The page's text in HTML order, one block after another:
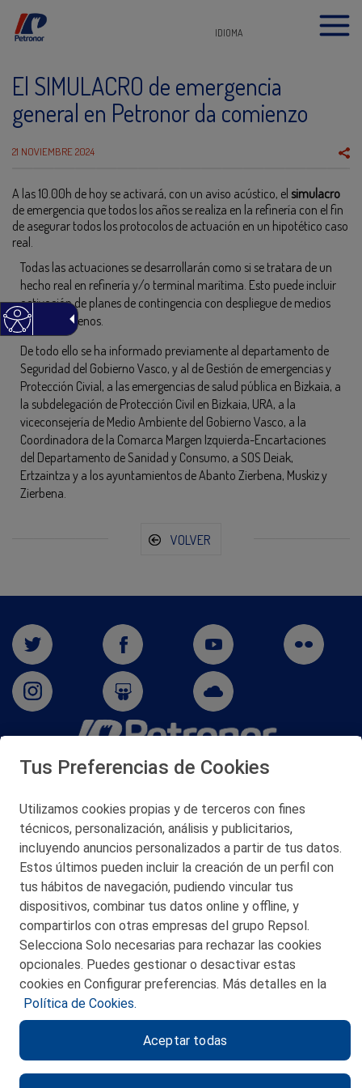
IDIOMA
El SIMULACRO de emergencia
general en Petronor da comienzo
21 NOVIEMBRE 2024
A las 10.00h de hoy se activará, con un aviso acústico, el simulacro
de emergencia que todos los años se realiza en la refinería con el fin
de asegurar todos los protocolos de actuación en un hipotético caso
real.
Todas las actuaciones se desarrollarán como si se tratara de un
hecho real en refinería y/o terminal marítima. Esto puede incluir
activación de planes de contingencia con despliegue de medios
propios o ajenos.
De todo ello se ha informado previamente al departamento de
Seguridad del Gobierno Vasco, y al de Gestión de emergencias y
Protección Civial, a las emergencias de salud pública en Bizkaia, a
la subdelegación de Protección Civil en Bizkaia, URA, a la
viceconsejería de Medio Ambiente del Gobierno Vasco, a la
Coordinadora de la Comarca Margen Izquierda-Encartaciones
del Departamento de Sanidad y Consumo, a SOS Deiak,
Ertzaintza y a los ayuntamientos de Abanto Zierbena, Muskiz y
Zierbena.
VOLVER
San Martín 5-Edificio Muñatones,
© 2026 Petronor S.A.
CONTACTO
MAPA WEB
POLITICA DE PRIVACIDAD
POLITICA DE COOKIES
CANAL DE ÉTICA
Tus Preferencias de Cookies
Utilizamos cookies propias y de terceros con fines
técnicos, personalización, análisis y publicitarios,
incluyendo anuncios personalizados a partir de tus datos.
Estos últimos pueden incluir la creación de un perfil con
tus hábitos de navegación, pudiendo vincular tus
dispositivos, combinar tus datos online y offline, y
compartirlos con otras empresas del grupo Repsol.
Selecciona Solo necesarias para rechazar las cookies
opcionales. Puedes gestionar o desactivar estas
cookies en Configurar preferencias. Más detalles en la
Política de Cookies.
Aceptar todas